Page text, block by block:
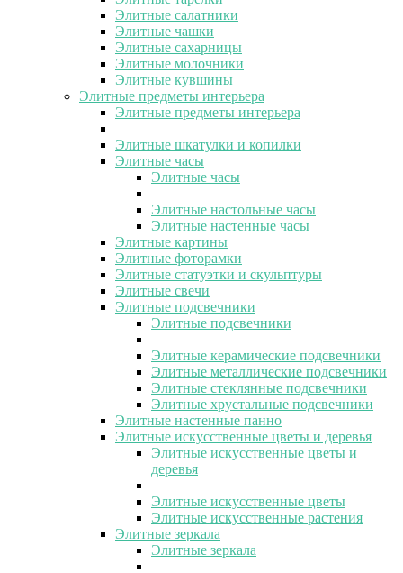
Элитные салатники
Элитные чашки
Элитные сахарницы
Элитные молочники
Элитные кувшины
Элитные предметы интерьера
Элитные предметы интерьера
Элитные шкатулки и копилки
Элитные часы
Элитные часы
Элитные настольные часы
Элитные настенные часы
Элитные картины
Элитные фоторамки
Элитные статуэтки и скульптуры
Элитные свечи
Элитные подсвечники
Элитные подсвечники
Элитные керамические подсвечники
Элитные металлические подсвечники
Элитные стеклянные подсвечники
Элитные хрустальные подсвечники
Элитные настенные панно
Элитные искусственные цветы и деревья
Элитные искусственные цветы и
деревья
Элитные искусственные цветы
Элитные искусственные растения
Элитные зеркала
Элитные зеркала